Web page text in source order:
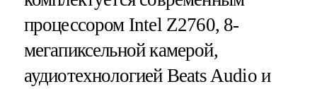
процессором Intel Z2760, 8-
мегапиксельной камерой,
аудиотехнологией Beats Audio и